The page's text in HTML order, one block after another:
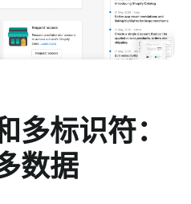
多标识符：
数据